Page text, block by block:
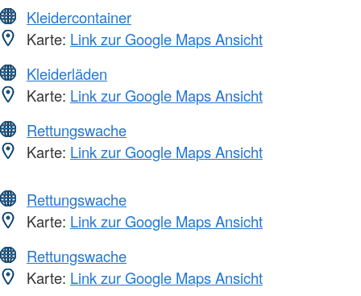
Kleidercontainer
Karte: Link zur Google Maps Ansicht
Kleiderläden
Karte: Link zur Google Maps Ansicht
Rettungswache
Karte: Link zur Google Maps Ansicht
Rettungswache
Karte: Link zur Google Maps Ansicht
Rettungswache
Karte: Link zur Google Maps Ansicht